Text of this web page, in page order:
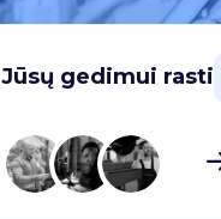
Jūsų gedimui rasti